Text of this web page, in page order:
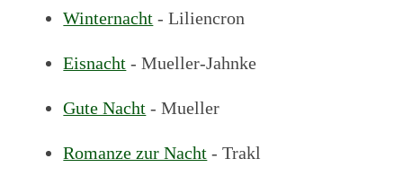
Winternacht - Liliencron
Eisnacht - Mueller-Jahnke
Gute Nacht - Mueller
Romanze zur Nacht - Trakl